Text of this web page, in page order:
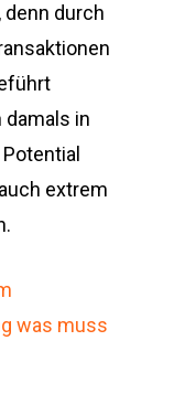
denn durch
damals in
extrem
was muss